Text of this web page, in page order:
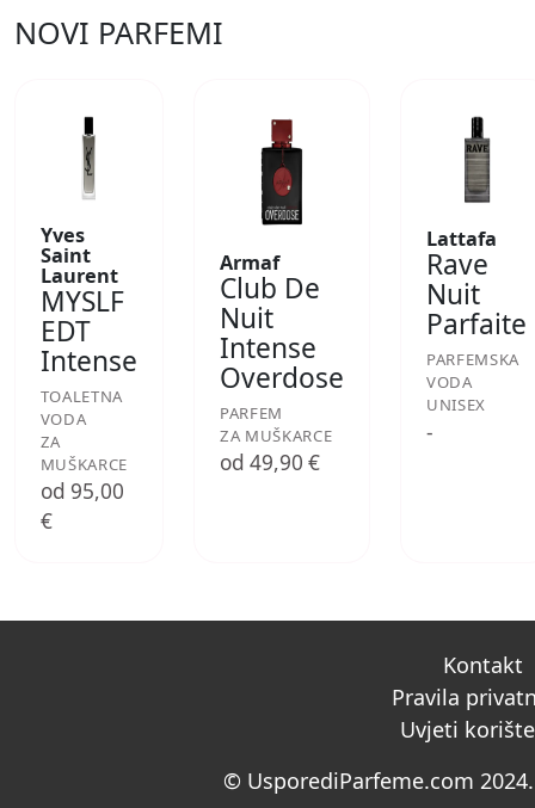
NOVI PARFEMI
Yves
Saint
Laurent
MYSLF
EDT
Intense
TOALETNA
VODA
ZA
MUŠKARCE
od 95,00
€
Armaf
Club De
Nuit
Intense
Overdose
PARFEM
ZA MUŠKARCE
od 49,90 €
Lattafa
Rave
Nuit
Parfaite
PARFEMSKA
VODA
UNISEX
-
Kontakt
Pravila
Uvjeti
© UsporediParfeme.com